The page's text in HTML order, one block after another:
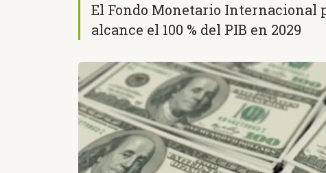
El Fondo Monetario Internacional
alcance el 100 % del PIB en 2029